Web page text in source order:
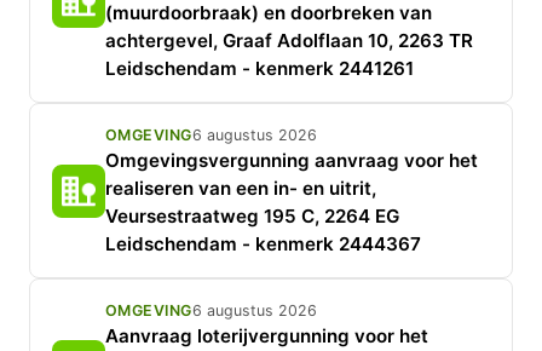
(muurdoorbraak) en doorbreken van
achtergevel, Graaf Adolflaan 10, 2263 TR
Leidschendam - kenmerk 2441261
OMGEVING6 augustus 2026
Omgevingsvergunning aanvraag voor het
realiseren van een in- en uitrit,
Veursestraatweg 195 C, 2264 EG
Leidschendam - kenmerk 2444367
OMGEVING6 augustus 2026
Aanvraag loterijvergunning voor het